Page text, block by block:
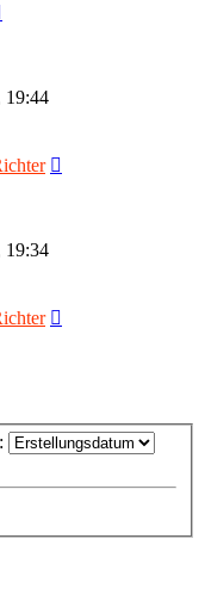
19:44
19:34